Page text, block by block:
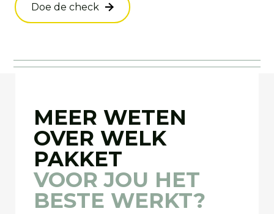
Doe de check
MEER WETEN
OVER WELK
PAKKET
VOOR JOU HET
BESTE WERKT?